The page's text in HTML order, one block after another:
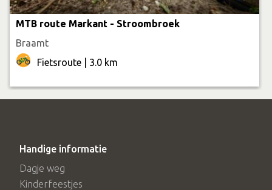
MTB route Markant - Stroombroek
Braamt
Fietsroute | 3.0 km
Handige informatie
Dagje weg
Kinderfeestjes